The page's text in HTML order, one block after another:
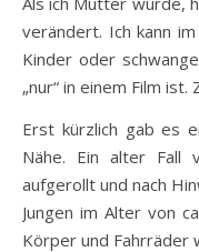
verändert. Ich kann
Kinder oder
„nur“ in einem Film
Erst kürzlich gab es
Nähe. Ein alter Fall
aufgerollt und nach
Jungen im Alter von
Körper und Fahrräder